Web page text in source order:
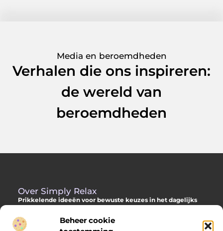
Beheer cookie
Media en beroemdheden
Verhalen die ons inspireren:
de wereld van
beroemdheden
Over Simply Relax
Prikkelende ideeën voor bewuste keuzes in het dagelijks
Laat je inspireren door diverse content vol slimme adviezen,